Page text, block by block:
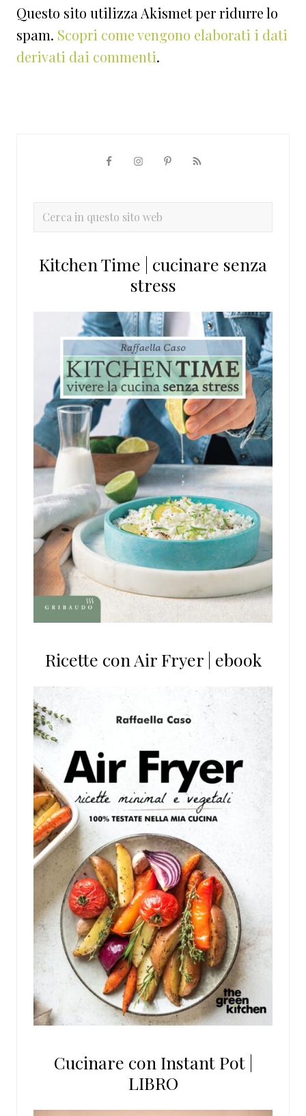
Questo sito utilizza Akismet per ridurre lo
spam. Scopri come vengono elaborati i dati
derivati dai commenti.
primaria
Cerca
sito
Kitchen Time | cucinare senza
stress
Ricette con Air Fryer | ebook
Cucinare con Instant Pot |
LIBRO